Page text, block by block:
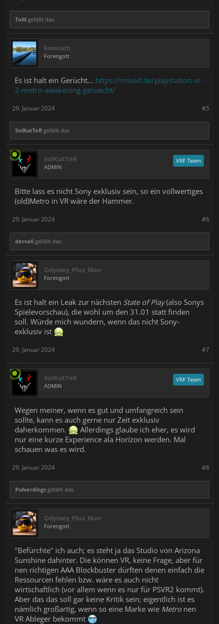
ToM gefällt das.
komisch
Forengott
Es ist halt ein Gerücht... https://mixed.de/playstation-vr-
2-metro-awakening-geruecht/
#5
29. Januar 2024
SolKutTeR gefällt das.
SolKutTeR
ADMIN
VRF Team
Bitte lass es nicht Sony exklusiv sein, so ein vollwertiges
(old)Metro in VR wäre der Hammer.
#6
29. Januar 2024
dervali gefällt das.
Odyssey_Plus_Man
Forengott
Es ist halt ein Leak zur nächsten State of Play(also Sonys
Spielevorschau), die wohl um den 31.01 statt finden
soll. Würde mich wundern, wenn das nicht Sony-
exklusiv ist
#7
29. Januar 2024
SolKutTeR
ADMIN
VRF Team
Wegen meiner, wenn es gut und umfangreich sein
sollte, kann es auch gerne nur Zeit exklusiv
daherkommen.
Allerdings glaube ich eher, es wird
nur eine kurze Experience ala Horizon werden. Mal
schauen was es wird.
#8
29. Januar 2024
Pulverdings gefällt das.
Odyssey_Plus_Man
Forengott
"Befürchte" ich auch; es steht ja das Studio von Arizona
Sunshine dahinter. Die können VR, keine Frage, aber für
nen richtigen AAA Blockbuster dürften denen einfach die
Ressourcen fehlen bzw. wäre es auch nicht
wirtschaftlich (vor allem wenn es nur für PSVR2 kommt).
Aber das das soll gar keine Kritik sein; eigentlich ist es
nämlich großartig, wenn so eine Marke wie Metro nen
VR Ableger bekommt